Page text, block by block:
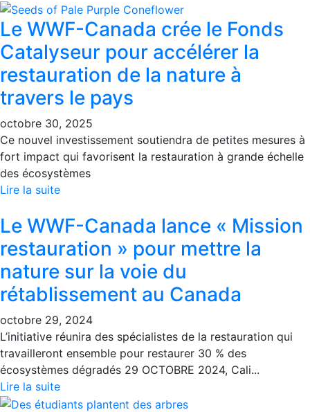
Le WWF-Canada crée le Fonds
Catalyseur pour accélérer la
restauration de la nature à
travers le pays
octobre 30, 2025
Ce nouvel investissement soutiendra de petites mesures à
fort impact qui favorisent la restauration à grande échelle
des écosystèmes
Lire la suite
Le WWF-Canada lance « Mission
restauration » pour mettre la
nature sur la voie du
rétablissement au Canada
octobre 29, 2024
L’initiative réunira des spécialistes de la restauration qui
travailleront ensemble pour restaurer 30 % des
écosystèmes dégradés 29 OCTOBRE 2024, Cali...
Lire la suite